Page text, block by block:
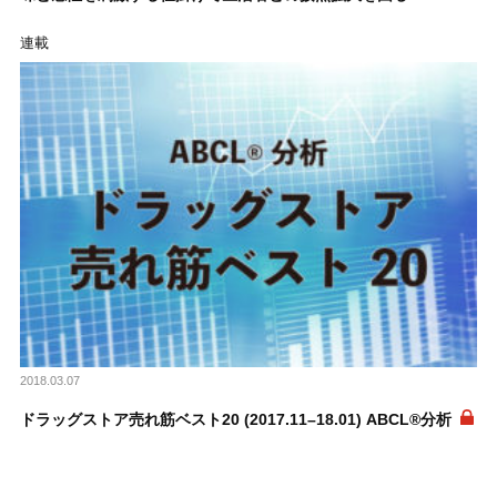
連載
2018.03.07
ドラッグストア売れ筋ベスト20 (2017.11–18.01) ABCL®分析